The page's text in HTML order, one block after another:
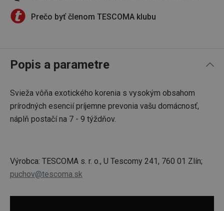
Prečo byť členom TESCOMA klubu
Popis a parametre
Svieža vôňa exotického korenia s vysokým obsahom
prírodných esencií príjemne prevonia vašu domácnosť,
náplň postačí na 7 - 9 týždňov.
Výrobca: TESCOMA s. r. o., U Tescomy 241, 760 01 Zlín;
puchov@tescoma.sk